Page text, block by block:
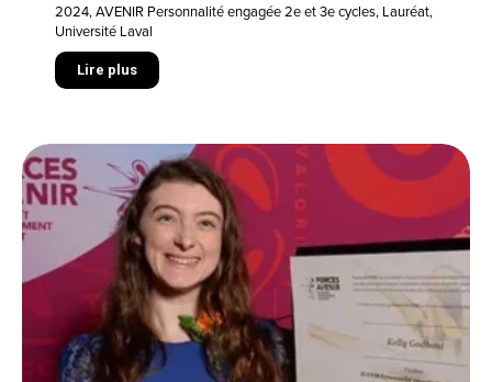
2024,AVENIR Personnalité engagée 2e et 3e cycles, Lauréat,
Université Laval
Lire plus